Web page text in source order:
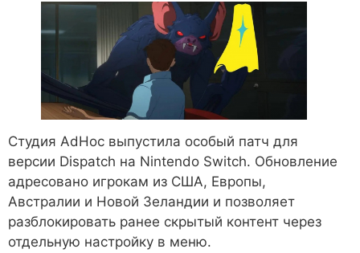
Студия AdHoc выпустила особый патч для
версии Dispatch на Nintendo Switch. Обновление
адресовано игрокам из США, Европы,
Австралии и Новой Зеландии и позволяет
разблокировать ранее скрытый контент через
отдельную настройку в меню.